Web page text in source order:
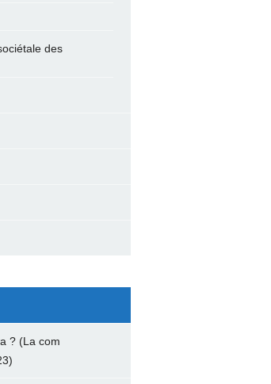
des
? (La com